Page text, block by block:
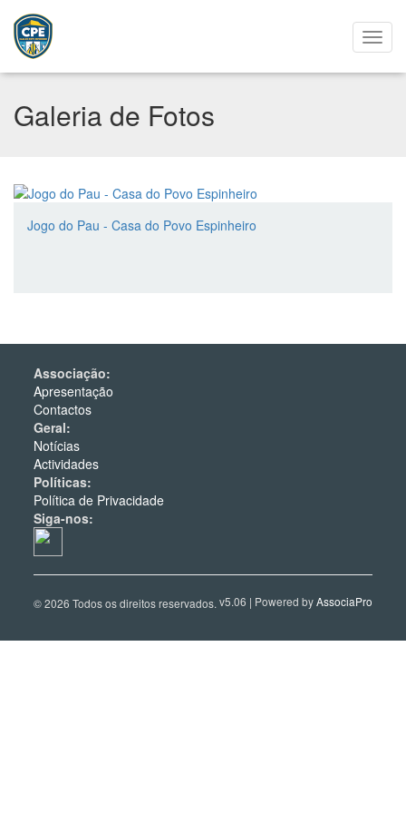
Galeria de Fotos
Jogo do Pau - Casa do Povo Espinheiro
Associação:
Apresentação
Contactos
Geral:
Notícias
Actividades
Políticas:
Política de Privacidade
Siga-nos:
© 2026 Todos os direitos reservados. v5.06 | Powered byAssociaPro